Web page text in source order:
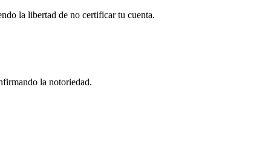
la libertad de no certificar tu cuenta.
la notoriedad.